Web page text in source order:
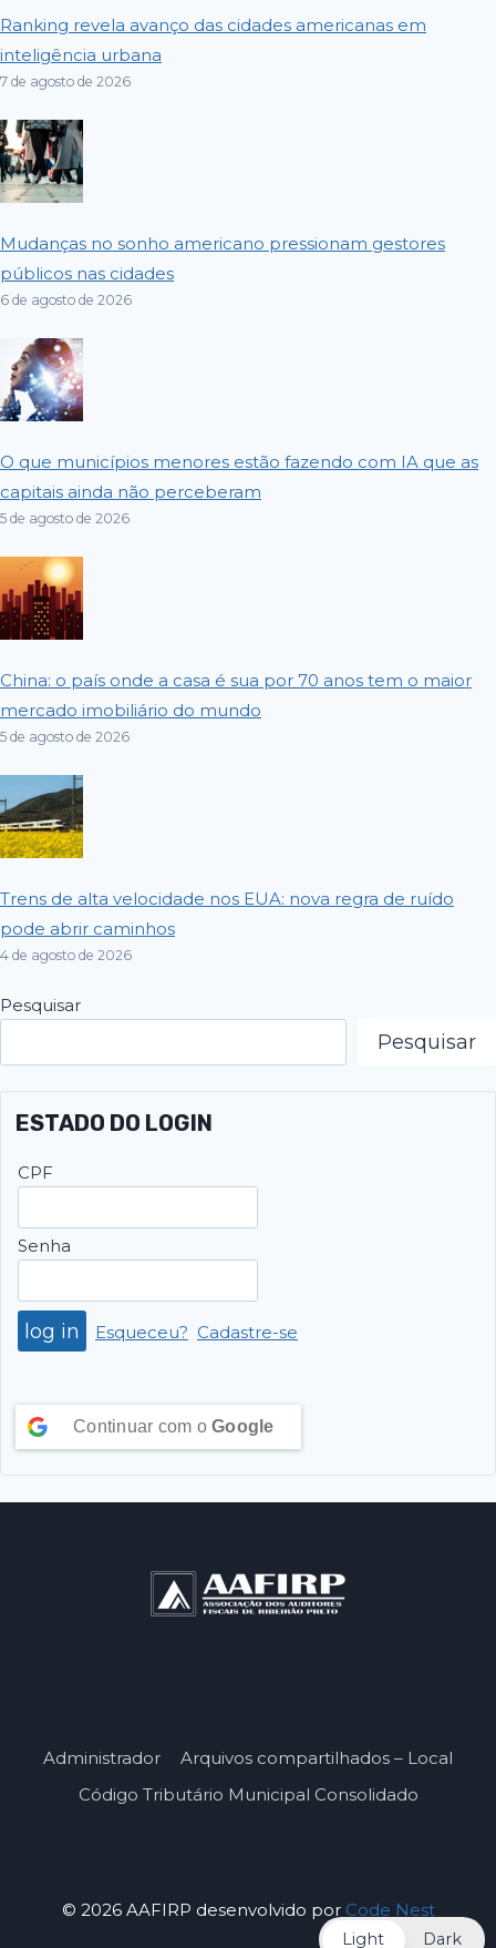
Ranking revela avanço das cidades americanas em
inteligência urbana
7 de agosto de 2026
Mudanças no sonho americano pressionam gestores
públicos nas cidades
6 de agosto de 2026
O que municípios menores estão fazendo com IA que as
capitais ainda não perceberam
5 de agosto de 2026
China: o país onde a casa é sua por 70 anos tem o maior
mercado imobiliário do mundo
5 de agosto de 2026
Trens de alta velocidade nos EUA: nova regra de ruído
pode abrir caminhos
4 de agosto de 2026
Pesquisar
Pesquisar
ESTADO DO LOGIN
CPF
Senha
Esqueceu? Cadastre-se
Continuar com o Google
Administrador
Arquivos compartilhados – Local
Código Tributário Municipal Consolidado
© 2026 AAFIRP desenvolvido por Code Nest
Light Dark